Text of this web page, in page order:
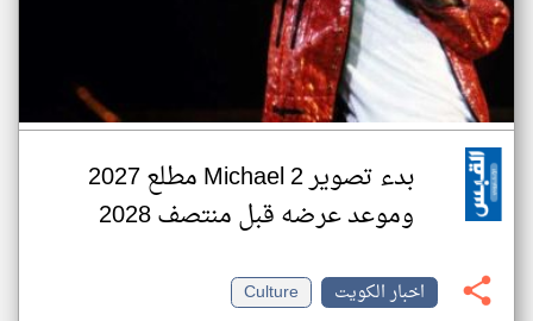
بدء تصوير 2 Michael مطلع 2027
وموعد عرضه قبل منتصف 2028
اخبار الكويت
Culture